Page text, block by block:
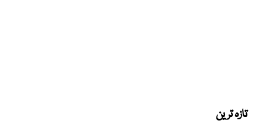
تازہ ترین